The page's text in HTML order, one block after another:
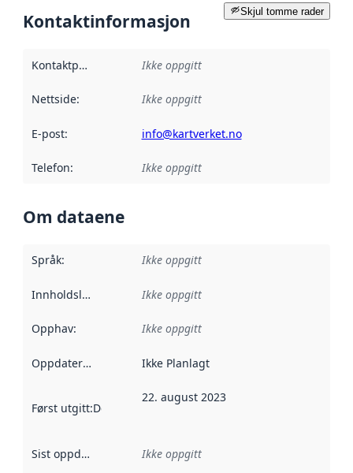
Skjul tomme rader
Kontaktinformasjon
Kontaktpunkt Ikke oppgitt
Nettside: Ikke oppgitt
E-post: info@kartverket.no
Telefon: Ikke oppgitt
Om dataene
Språk: Ikke oppgitt
Innholdsleverandører :
Ikke oppgitt
Opphav: Ikke oppgitt
Oppdateringsfrekvens :
Ikke Planlagt
Først utgitt:Denne datoen sier når dataene i dette
22. august 2023
Sist oppdatert Ikke oppgitt